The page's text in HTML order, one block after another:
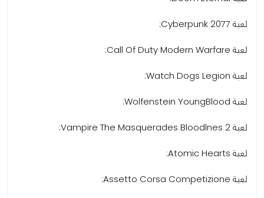
لعبة Cyberpunk 2077:
لعبة Call Of Duty Modern Warfare:
لعبة Watch Dogs Legion:
لعبة Wolfenstein YoungBlood:
لعبة Vampire The Masquerades Bloodlnes 2:
لعبة Atomic Hearts:
لعبة Assetto Corsa Competizione: